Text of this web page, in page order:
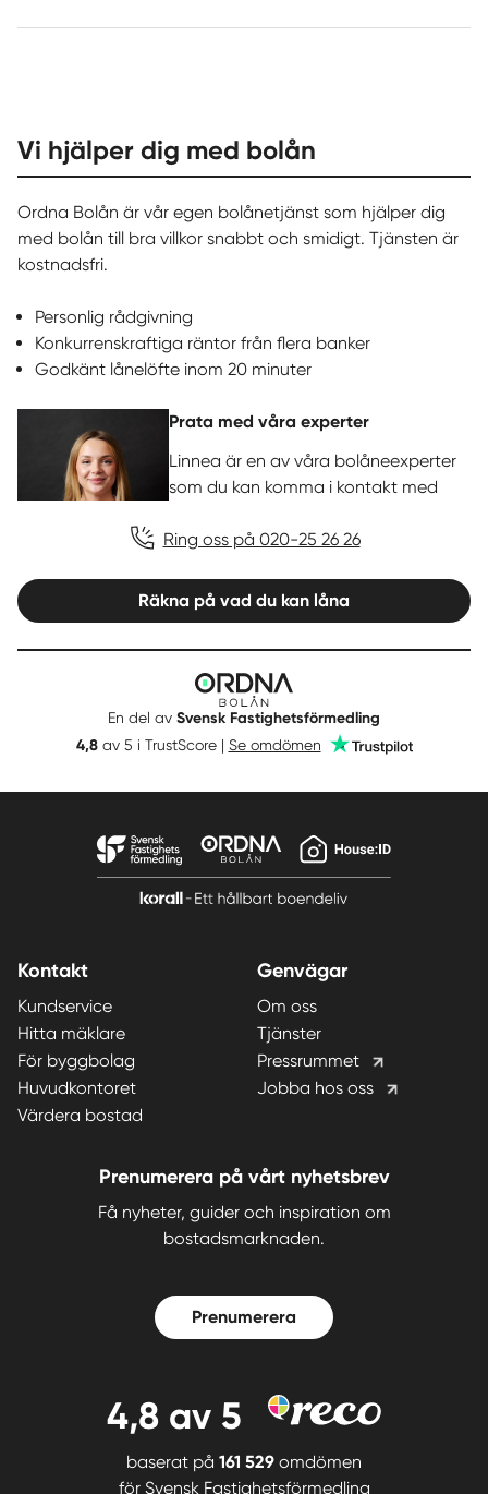
Vi hjälper dig med bolån
Ordna Bolån är vår egen bolånetjänst som hjälper dig
med bolån till bra villkor snabbt och smidigt. Tjänsten är
kostnadsfri.
Personlig rådgivning
Konkurrenskraftiga räntor från flera banker
Godkänt lånelöfte inom 20 minuter
Prata med våra experter
Linnea är en av våra bolåneexperter
som du kan komma i kontakt med
Ring oss på 020-25 26 26
Räkna på vad du kan låna
Ordna
Bolån
En del av Svensk Fastighetsförmedling
4,8av 5 i TrustScore | Se omdömen Trustpilot
Kontakt
Kundservice
Hitta mäklare
För byggbolag
Huvudkontoret
Värdera bostad
Genvägar
Om oss
Tjänster
Pressrummet
Jobba hos oss
Prenumerera på vårt nyhetsbrev
Få nyheter, guider och inspiration om
bostadsmarknaden.
Prenumerera
4,8 av 5
baserat på 161 529 omdömen
för Svensk Fastighetsförmedling